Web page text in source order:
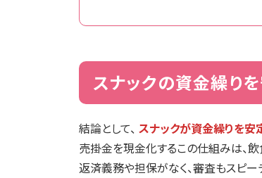
スナックの資金繰り
結論として、 スナックが資金繰りを安
売掛金を現金化するこの仕組みは、
返済義務や担保がなく、審査もスピ